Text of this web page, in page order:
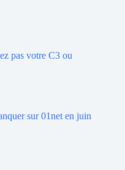
pas votre C3 ou
sur 01net en juin